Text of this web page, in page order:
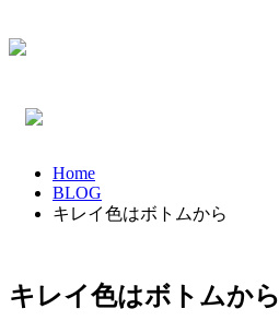
Home
BLOG
キレイ色はボトムから
キレイ色はボトムから